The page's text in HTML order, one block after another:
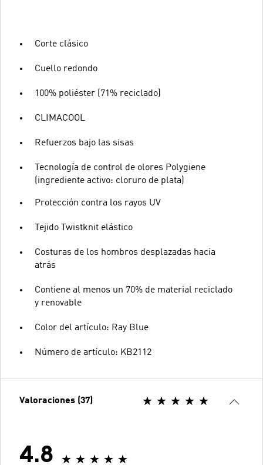
Corte clásico
Cuello redondo
100% poliéster (71% reciclado)
CLIMACOOL
Refuerzos bajo las sisas
Tecnología de control de olores Polygiene
(ingrediente activo: cloruro de plata)
Protección contra los rayos UV
Tejido Twistknit elástico
Costuras de los hombros desplazadas hacia
atrás
Contiene al menos un 70% de material reciclado
y renovable
Color del artículo: Ray Blue
Número de artículo: KB2112
Valoraciones (37)
4.8